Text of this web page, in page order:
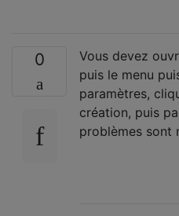
0
Vous devez
puis le menu
paramètres,
création, puis
problèmes sont